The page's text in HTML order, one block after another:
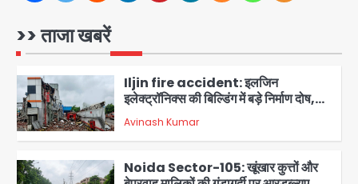
>> ताजा खबरें
युवकों की मौत, परिवारों में मातम
2
Iljin fire accident: इलजिन
इलेक्ट्रॉनिक्स की बिल्डिंग में बड़े निर्माण दोष,
कंक्रीट बीम तिरछा; पीडब्ल्यूडी ऑडिट में
चौंकाने वाला खुलासा
Avinash Kumar
Noida Sector-105: खूंखार कुत्तों और
बेपरवाह मालिकों की गुंडागर्दी पर आरडब्ल्यूए
अध्यक्ष दिव्य कृष्णात्रेय का करारा हमला,